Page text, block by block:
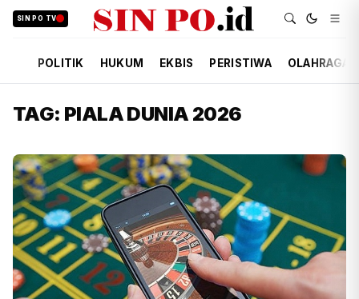
SIN PO TV
POLITIK HUKUM EKBIS PERISTIWA OLAHRAGA
TAG: PIALA DUNIA 2026